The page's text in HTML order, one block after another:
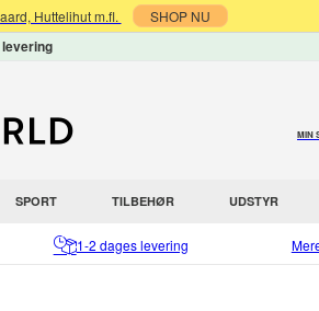
Huttelihut m.fl. SHOP NU
levering
MIN
SPORT TILBEHØR UDSTYR
1-2 dages levering